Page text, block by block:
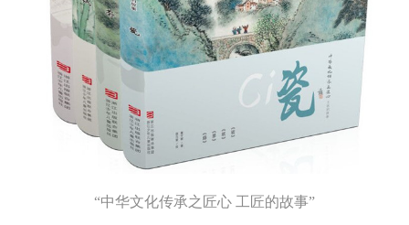
“中华文化传承之匠心 工匠的故事”